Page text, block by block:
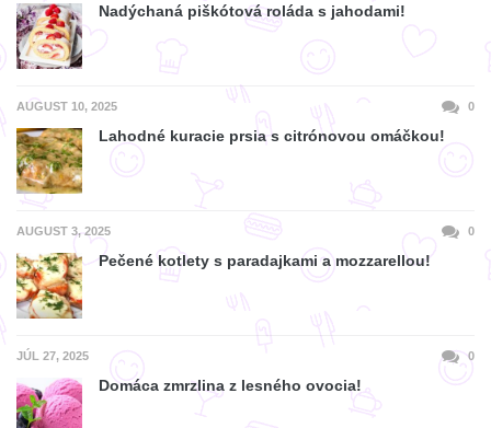
Nadýchaná piškótová roláda s jahodami!
AUGUST 10, 2025 0
Lahodné kuracie prsia s citrónovou omáčkou!
AUGUST 3, 2025 0
Pečené kotlety s paradajkami a mozzarellou!
JÚL 27, 2025 0
Domáca zmrzlina z lesného ovocia!